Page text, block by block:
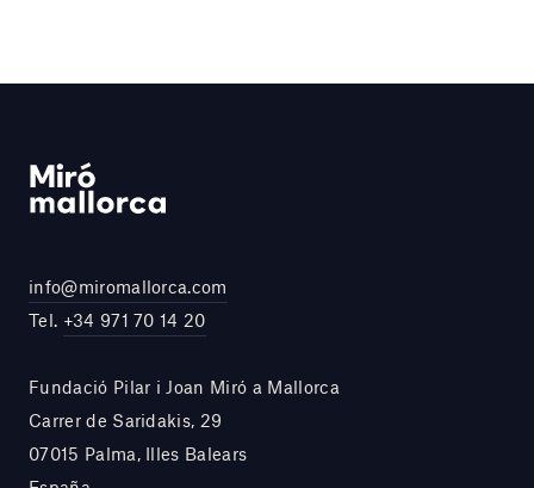
info@miromallorca.com
Tel. +34 971 70 14 20
Fundació Pilar i Joan Miró a Mallorca
Carrer de Saridakis, 29
07015 Palma, Illes Balears